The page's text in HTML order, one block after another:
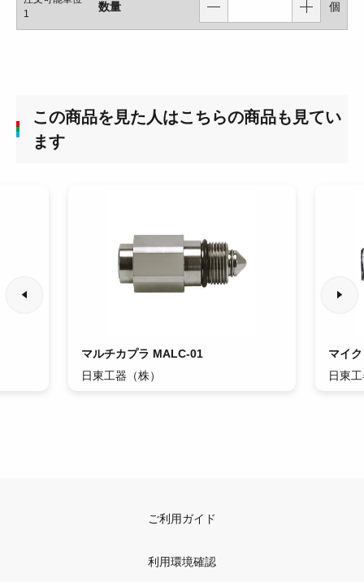
1
数量 個
この商品を見た人はこちらの商品も見てい
ます
マルチカプラ MALC-01
日東工器（株）
マイ
日東
ご利用ガイド
利用環境確認